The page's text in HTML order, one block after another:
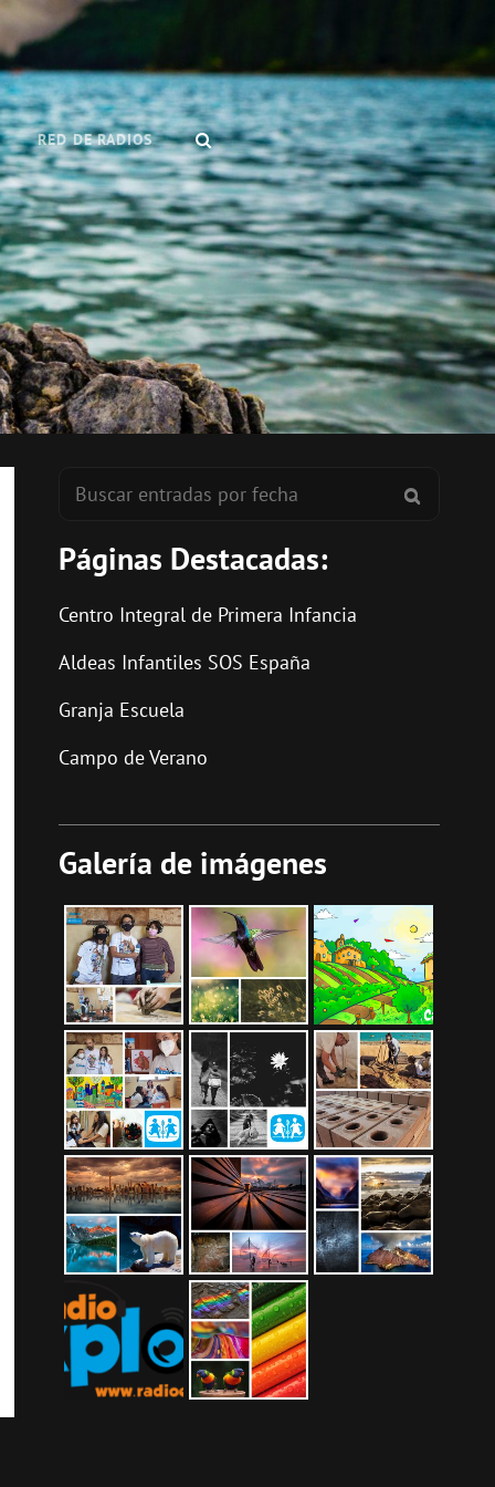
RED DE RADIOS BUSCAR
Buscar:
Páginas Destacadas:
Centro Integral de Primera Infancia
Aldeas Infantiles SOS España
Granja Escuela
Campo de Verano
Galería de imágenes